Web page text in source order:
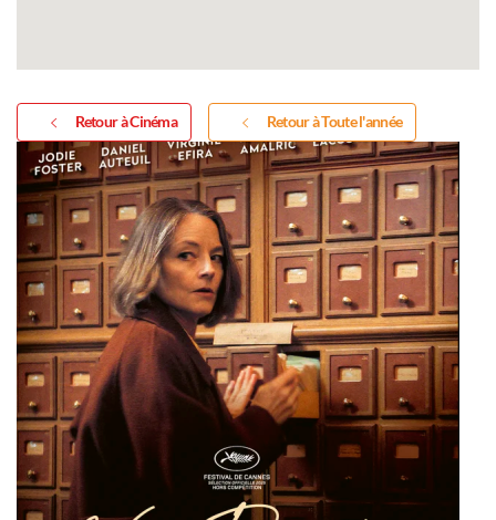
Retour à Cinéma Retour à Toute l'année